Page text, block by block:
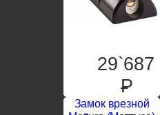
29`687
P
Замок врезной